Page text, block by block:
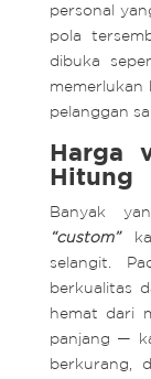
personal
pola
dibuka
memerlukan
pelanggan
Harga
Hitung
Banyak
“custom”
selangit.
berkualitas
hemat dari
panjang —
berkurang,